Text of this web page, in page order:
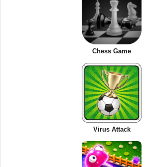
Chess Game
Virus Attack